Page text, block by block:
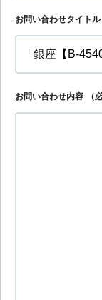
お問い合わせタイトル
お問い合わせ内容 （